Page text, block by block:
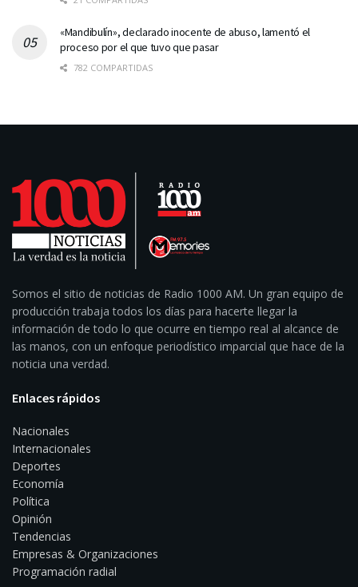
«Mandibulín», declarado inocente de abuso, lamentó el
proceso por el que tuvo que pasar
782 COMPARTIDAS
Somos el sitio de noticias de Radio 1000 AM. Un gran equipo de
producción trabaja todos los días para hacerte llegar la
información de todo lo que ocurre en tiempo real al alcance de
las manos, con un enfoque periodístico imparcial que hace de la
noticia una verdad.
Enlaces rápidos
Nacionales
Internacionales
Deportes
Economía
Política
Opinión
Tendencias
Empresas & Organizaciones
Programación radial